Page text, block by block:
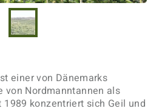
einer von Dänemarks
von Nordmanntannen als
konzentriert sich Geil und